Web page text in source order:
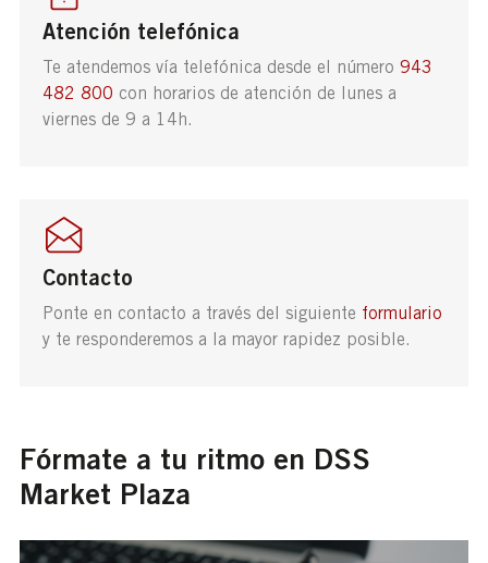
Atención telefónica
Te atendemos vía telefónica desde el número 943
482 800 con horarios de atención de lunes a
viernes de 9 a 14h.
Contacto
Ponte en contacto a través del siguiente formulario
y te responderemos a la mayor rapidez posible.
Fórmate a tu ritmo en DSS
Market Plaza